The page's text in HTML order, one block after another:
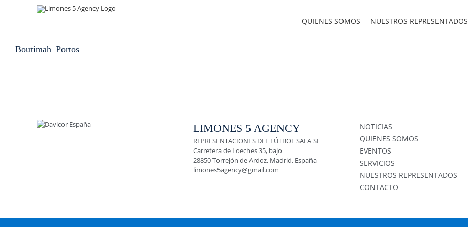
QUIENES SOMOS NUESTROS REPRESENTADOS
Boutimah_Portos
LIMONES 5 AGENCY
REPRESENTACIONES DEL FÚTBOL SALA SL
Carretera de Loeches 35, bajo
28850 Torrejón de Ardoz, Madrid. España
limones5agency@gmail.com
NOTICIAS
QUIENES SOMOS
EVENTOS
SERVICIOS
NUESTROS REPRESENTADOS
CONTACTO